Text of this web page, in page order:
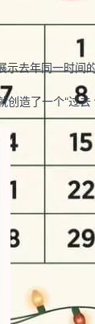
去年同一时
造了一个“过